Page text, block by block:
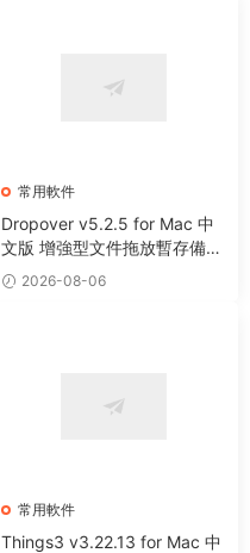
常用軟件
Dropover v5.2.5 for Mac 中
文版 增強型文件拖放暫存備用
整理工具
2026-08-06
常用軟件
Things3 v3.22.13 for Mac 中